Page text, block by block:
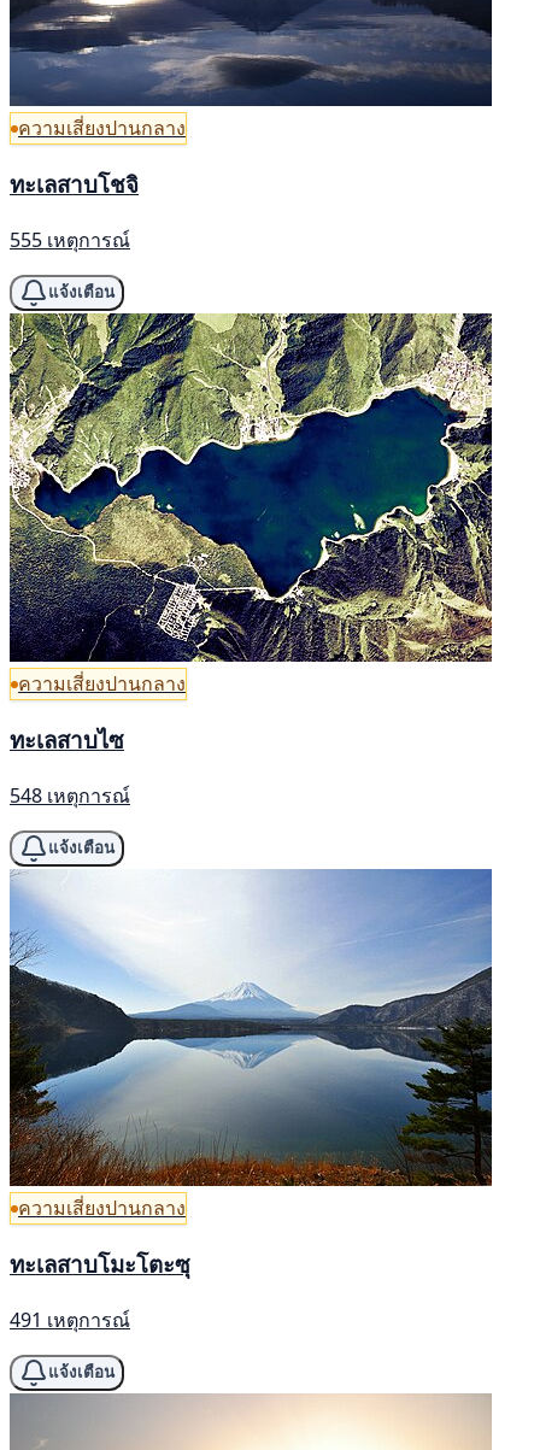
ความเสี่ยงปานกลาง
ทะเลสาบโชจิ
555 เหตุการณ์
แจ้งเตือน
ความเสี่ยงปานกลาง
ทะเลสาบไซ
548 เหตุการณ์
แจ้งเตือน
ความเสี่ยงปานกลาง
ทะเลสาบโมะโตะซุ
491 เหตุการณ์
แจ้งเตือน